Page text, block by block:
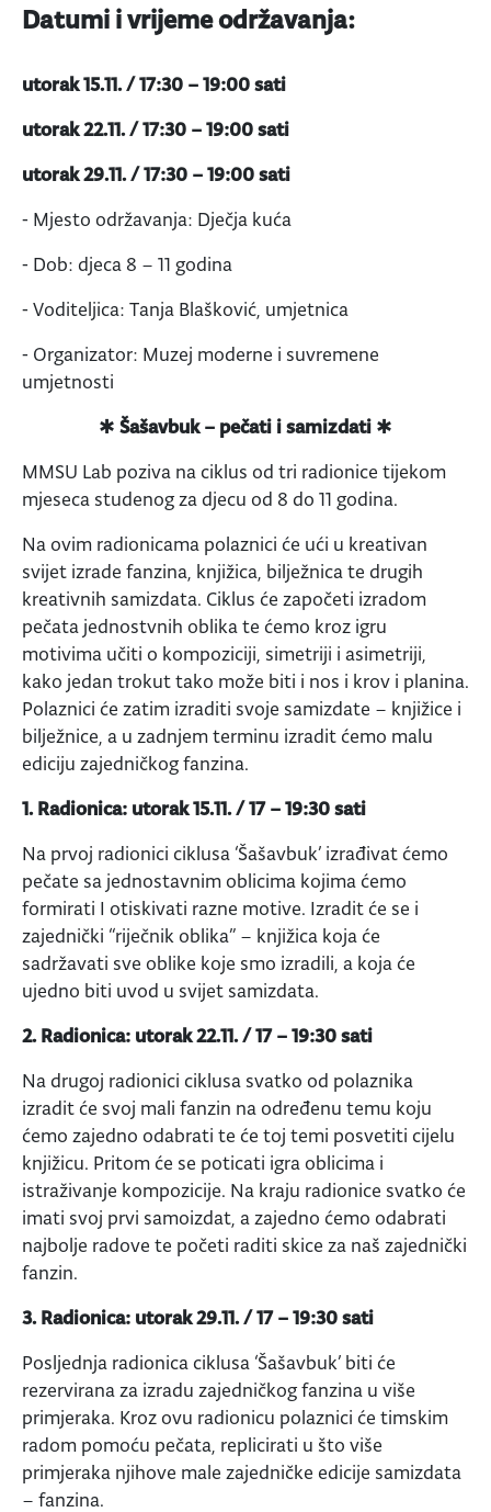
Datumi i vrijeme održavanja:
utorak 15.11. / 17:30 – 19:00 sati
utorak 22.11. / 17:30 – 19:00 sati
utorak 29.11. / 17:30 – 19:00 sati
⁃ Mjesto održavanja: Dječja kuća
⁃ Dob: djeca 8 – 11 godina
⁃ Voditeljica: Tanja Blašković, umjetnica
⁃ Organizator: Muzej moderne i suvremene
umjetnosti
✱ Šašavbuk – pečati i samizdati ✱
MMSU Lab poziva na ciklus od tri radionice tijekom
mjeseca studenog za djecu od 8 do 11 godina.
Na ovim radionicama polaznici će ući u kreativan
svijet izrade fanzina, knjižica, bilježnica te drugih
kreativnih samizdata. Ciklus će započeti izradom
pečata jednostvnih oblika te ćemo kroz igru
motivima učiti o kompoziciji, simetriji i asimetriji,
kako jedan trokut tako može biti i nos i krov i planina.
Polaznici će zatim izraditi svoje samizdate – knjižice i
bilježnice, a u zadnjem terminu izradit ćemo malu
ediciju zajedničkog fanzina.
1. Radionica: utorak 15.11. / 17 – 19:30 sati
Na prvoj radionici ciklusa ‘Šašavbuk’ izrađivat ćemo
pečate sa jednostavnim oblicima kojima ćemo
formirati I otiskivati razne motive. Izradit će se i
zajednički “riječnik oblika” – knjižica koja će
sadržavati sve oblike koje smo izradili, a koja će
ujedno biti uvod u svijet samizdata.
2. Radionica: utorak 22.11. / 17 – 19:30 sati
Na drugoj radionici ciklusa svatko od polaznika
izradit će svoj mali fanzin na određenu temu koju
ćemo zajedno odabrati te će toj temi posvetiti cijelu
knjižicu. Pritom će se poticati igra oblicima i
istraživanje kompozicije. Na kraju radionice svatko će
imati svoj prvi samoizdat, a zajedno ćemo odabrati
najbolje radove te početi raditi skice za naš zajednički
fanzin.
3. Radionica: utorak 29.11. / 17 – 19:30 sati
Posljednja radionica ciklusa ‘Šašavbuk’ biti će
rezervirana za izradu zajedničkog fanzina u više
primjeraka. Kroz ovu radionicu polaznici će timskim
radom pomoću pečata, replicirati u što više
primjeraka njihove male zajedničke edicije samizdata
– fanzina.